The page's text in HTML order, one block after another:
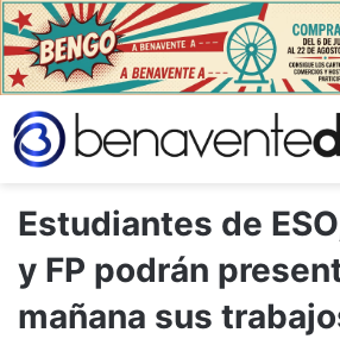
Estudiantes de
y FP podrán
mañana sus